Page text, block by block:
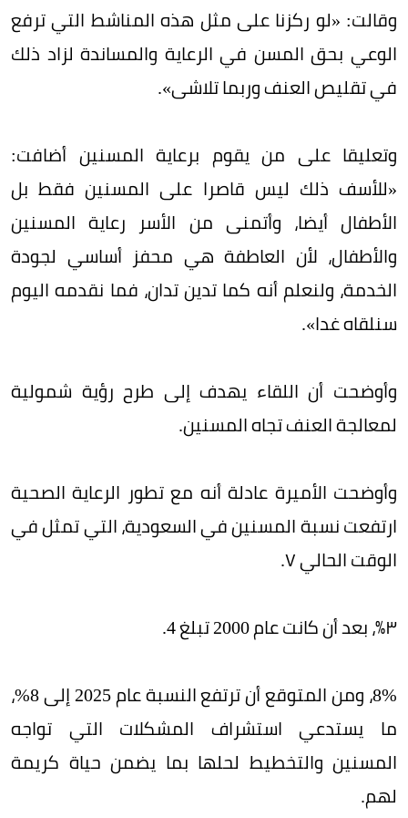
وقالت: «لو ركزنا على مثل هذه المناشط التي ترفع
الوعي بحق المسن في الرعاية والمساندة لزاد ذلك
في تقليص العنف وربما تلاشى».
وتعليقا على من يقوم برعاية المسنين أضافت:
«للأسف ذلك ليس قاصرا على المسنين فقط بل
الأطفال أيضا، وأتمنى من الأسر رعاية المسنين
والأطفال، لأن العاطفة هي محفز أساسي لجودة
الخدمة، ولنعلم أنه كما تدين تدان، فما نقدمه اليوم
سنلقاه غدا».
وأوضحت أن اللقاء يهدف إلى طرح رؤية شمولية
لمعالجة العنف تجاه المسنين.
وأوضحت الأميرة عادلة أنه مع تطور الرعاية الصحية
ارتفعت نسبة المسنين في السعودية، التي تمثل في
الوقت الحالي ٧.
٣٪، بعد أن كانت عام 2000 تبلغ 4.
8%، ومن المتوقع أن ترتفع النسبة عام 2025 إلى 8%،
ما يستدعي استشراف المشكلات التي تواجه
المسنين والتخطيط لحلها بما يضمن حياة كريمة
لهم.